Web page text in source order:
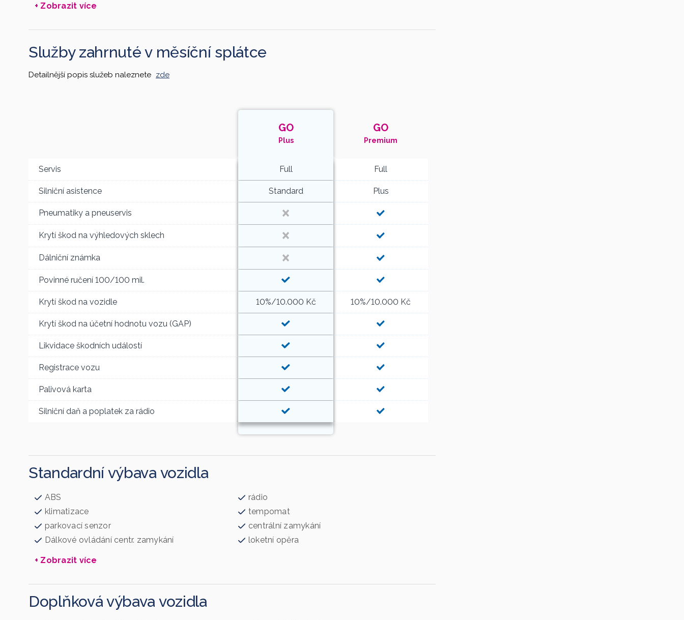
+ Zobrazit více
Služby zahrnuté v měsíční splátce
Detailnější popis služeb naleznete zde
GO
Plus
GO
Premium
Servis Full Full
Silniční asistence Standard Plus
Pneumatiky a pneuservis
Krytí škod na výhledových sklech
Dálniční známka
Povinné ručení 100/100 mil.
Krytí škod na vozidle 10%/10.000 Kč 10%/10.000 Kč
Krytí škod na účetní hodnotu vozu (GAP)
Likvidace škodních událostí
Registrace vozu
Palivová karta
Silniční daň a poplatek za rádio
Standardní výbava vozidla
ABS
rádio
klimatizace
tempomat
parkovací senzor
centrální zamykání
Dálkové ovládání centr. zamykání
loketní opěra
+ Zobrazit více
Doplňková výbava vozidla